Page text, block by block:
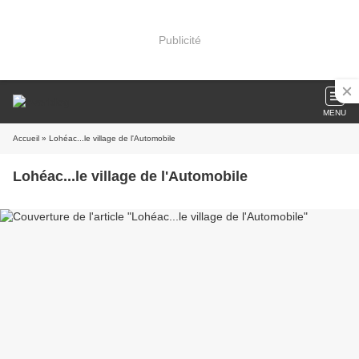
Publicité
MENU
Accueil » Lohéac...le village de l'Automobile
Lohéac...le village de l'Automobile